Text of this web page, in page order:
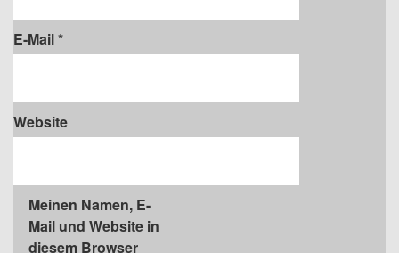
E-Mail*
Website
Meinen Namen, E-
Mail und Website in
diesem Browser